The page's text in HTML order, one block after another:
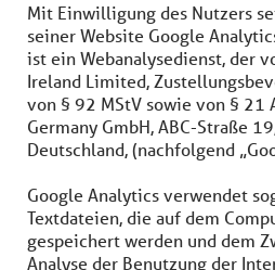
Mit Einwilligung des Nutzers
seiner Website Google
ist ein Webanalysedienst, der
Ireland Limited,
von § 92 MStV sowie von § 21
Germany GmbH, ABC-Straße
Deutschland, (nachfolgend
Google Analytics verwendet
Textdateien, die auf dem
gespeichert werden und dem
Analyse der Benutzung der